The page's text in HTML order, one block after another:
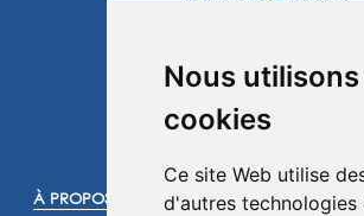
Nous
cookies
Ce site Web utilise
d'autres technologies
Instagram
À PROPOS :